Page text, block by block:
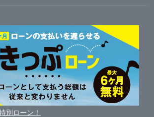
ング
べる
ローン
知識
選ばれる理由
る質問
ス
毎月更新）
ド
ログ
別ローン！